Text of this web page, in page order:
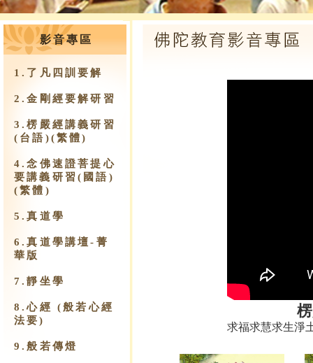
影音專區
1.了凡四訓要解
2.金剛經要解研習
3.楞嚴經講義研習
(台語)(繁體)
4.念佛速證菩提心
要講義研習(國語)
(繁體)
5.真道學
6.真道學講壇-菁
華版
7.靜坐學
8.心經 (般若心經
法要)
9.​般若傳燈
求福求慧求生淨